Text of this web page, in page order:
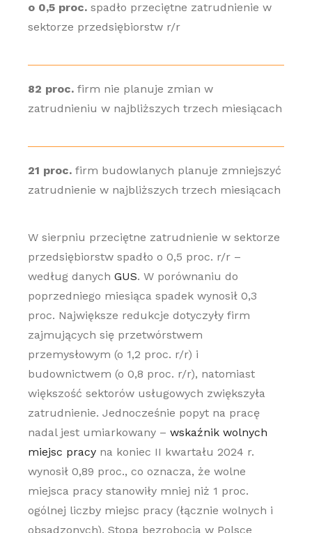
o 0,5 proc.spadło przeciętne zatrudnienie w
sektorze przedsiębiorstw r/r
82 proc.firm nie planuje zmian w
zatrudnieniu w najbliższych trzech miesiącach
21 proc.firm budowlanych planuje zmniejszyć
zatrudnienie w najbliższych trzech miesiącach
W sierpniu przeciętne zatrudnienie w sektorze
przedsiębiorstw spadło o 0,5 proc. r/r –
według danych GUS. W porównaniu do
poprzedniego miesiąca spadek wynosił 0,3
proc. Największe redukcje dotyczyły firm
zajmujących się przetwórstwem
przemysłowym (o 1,2 proc. r/r) i
budownictwem (o 0,8 proc. r/r), natomiast
większość sektorów usługowych zwiększyła
zatrudnienie. Jednocześnie popyt na pracę
nadal jest umiarkowany – wskaźnik wolnych
miejsc pracyna koniec II kwartału 2024 r.
wynosił 0,89 proc., co oznacza, że wolne
miejsca pracy stanowiły mniej niż 1 proc.
ogólnej liczby miejsc pracy (łącznie wolnych i
obsadzonych). Stopa bezrobocia w Polsce